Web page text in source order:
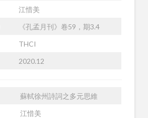
江惜美
《孔孟月刊》卷59，期3.4
THCI
2020.12
蘇軾徐州詩詞之多元思維
江惜美